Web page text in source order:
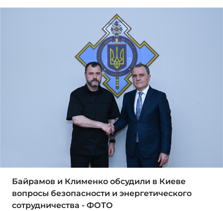
Байрамов и Клименко обсудили в Киеве
вопросы безопасности и энергетического
сотрудничества - ФОТО